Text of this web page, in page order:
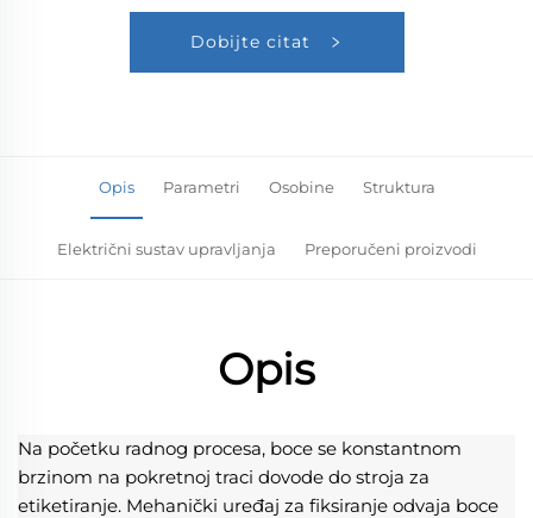
Dobijte citat
Opis Parametri Osobine Struktura
Električni sustav upravljanja Preporučeni proizvodi
Opis
Na početku radnog procesa, boce se konstantnom
brzinom na pokretnoj traci dovode do stroja za
etiketiranje. Mehanički uređaj za fiksiranje odvaja boce